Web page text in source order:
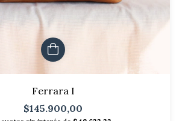
Ferrara I
$145.900,00